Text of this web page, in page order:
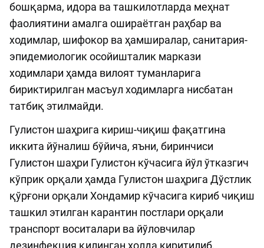
бошқарма, идора ва ташкилотларда меҳнат
фаолиятини амалга ошираётган раҳбар ва
ходимлар, шифокор ва ҳамширалар, санитария-
эпидемиологик осойишталик маркази
ходимлари ҳамда вилоят туманларига
бириктирилган масъул ходимларга нисбатан
татбиқ этилмайди.
Гулистон шаҳрига кириш-чиқиш фақатгина
иккита йўналиш бўйича, яъни, биринчиси
Гулистон шаҳри Гулистон кўчасига йўл ўтказгич
кўприк орқали ҳамда Гулистон шаҳрига Дўстлик
қўрғони орқали Хондамир кўчасига кириб чиқиш
ташкил этилган карантин постлари орқали
транспорт воситалари ва йўловчилар
дезинфекция қилинган холда киритилиб,